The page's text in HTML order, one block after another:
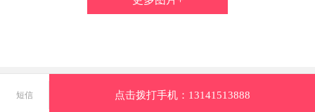
短信 点击拨打手机：13141513888